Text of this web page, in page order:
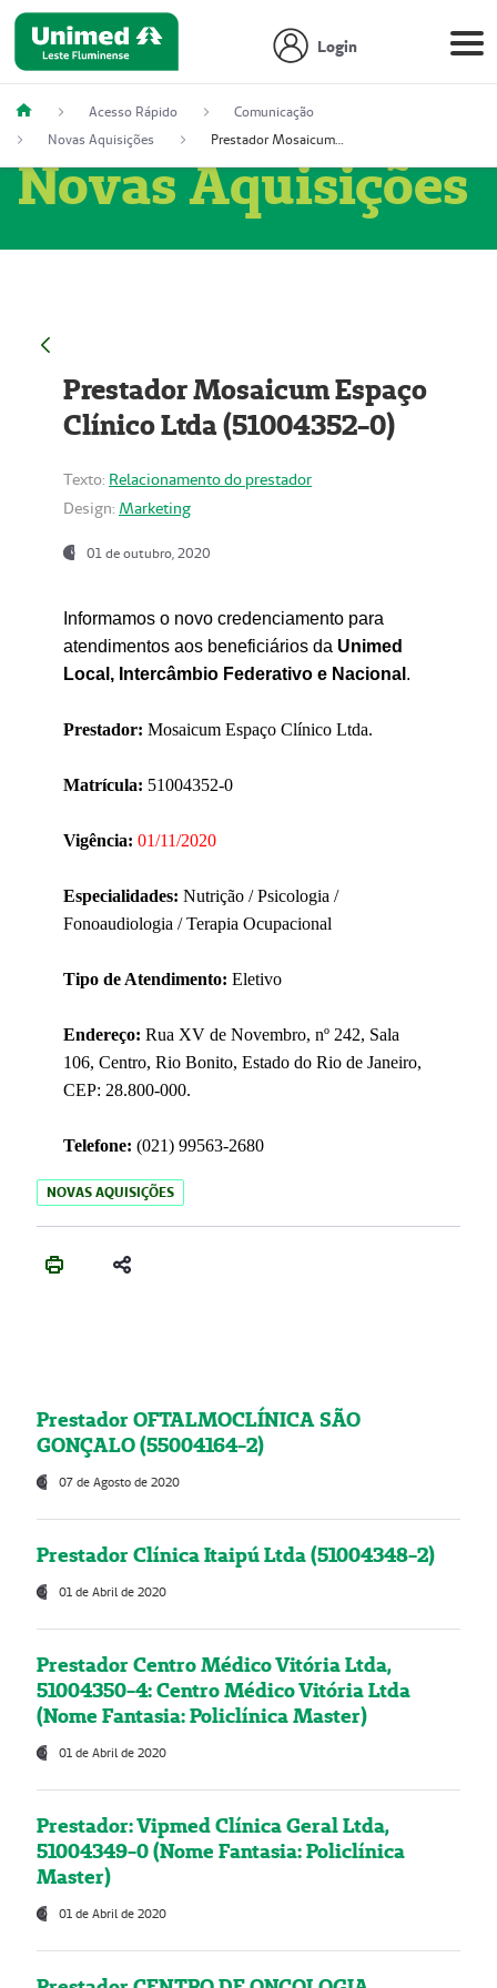
Login
Acesso Rápido
Comunicação
Novas Aquisições
Prestador Mosaicum Espaço Clínico Ltda (51004352-0)
Novas Aquisições
Prestador Mosaicum Espaço
Clínico Ltda (51004352-0)
Texto: Relacionamento do prestador
Design: Marketing
01 de outubro, 2020
Informamos o novo credenciamento para
atendimentos aos beneficiários da Unimed
Local, Intercâmbio Federativo e Nacional .
Prestador: Mosaicum Espaço Clínico Ltda.
Matrícula: 51004352-0
Vigência: 01/11/2020
Especialidades: Nutrição / Psicologia /
Fonoaudiologia / Terapia Ocupacional
Tipo de Atendimento: Eletivo
Endereço: Rua XV de Novembro, nº 242, Sala
106, Centro, Rio Bonito, Estado do Rio de Janeiro,
CEP: 28.800-000.
Telefone: (021) 99563-2680
NOVAS AQUISIÇÕES
Prestador OFTALMOCLÍNICA SÃO
GONÇALO (55004164-2)
07 de Agosto de 2020
Prestador Clínica Itaipú Ltda (51004348-2)
01 de Abril de 2020
Prestador Centro Médico Vitória Ltda,
51004350-4: Centro Médico Vitória Ltda
(Nome Fantasia: Policlínica Master)
01 de Abril de 2020
Prestador: Vipmed Clínica Geral Ltda,
51004349-0 (Nome Fantasia: Policlínica
Master)
01 de Abril de 2020